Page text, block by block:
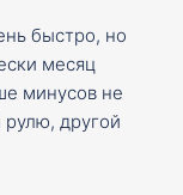
быстро, но
месяц
минусов не
другой